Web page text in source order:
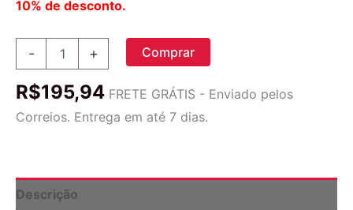
10% de desconto.
-
QuatreActiv®
Fólico
Cápsulas
quantidade
+ Comprar
R$195,94 FRETE GRÁTIS - Enviado pelos
Correios. Entrega em até 7 dias.
Descrição